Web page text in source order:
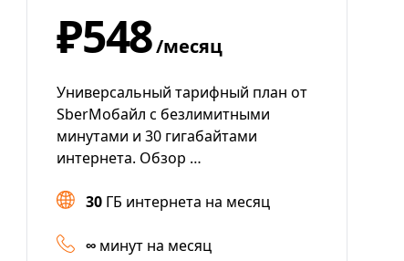
₽548/месяц
Универсальный тарифный план от
SberМобайл с безлимитными
минутами и 30 гигабайтами
интернета. Обзор …
30 ГБ интернета на месяц
∞ минут на месяц